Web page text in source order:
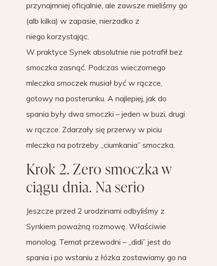
przynajmniej oficjalnie, ale zawsze mieliśmy go
(alb kilka) w zapasie, nierzadko z
niego korzystając.
W praktyce Synek absolutnie nie potrafił bez
smoczka zasnąć. Podczas wieczornego
mleczka smoczek musiał być w rączce,
gotowy na posterunku. A najlepiej, jak do
spania były dwa smoczki – jeden w buzi, drugi
w rączce. Zdarzały się przerwy w piciu
mleczka na potrzeby „ciumkania” smoczka.
Krok 2. Zero smoczka w
ciągu dnia. Na serio
Jeszcze przed 2 urodzinami odbyliśmy z
Synkiem poważną rozmowę. Właściwie
monolog. Temat przewodni – „didi” jest do
spania i po wstaniu z łózka zostawiamy go na